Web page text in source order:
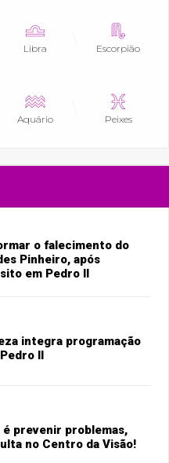
Libra Escorpião
Aquário Peixes
o falecimento do
Pinheiro, após
em Pedro II
integra programação
II
é prevenir problemas,
no Centro da Visão!